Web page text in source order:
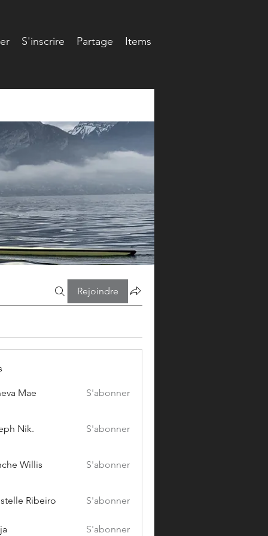
S'inscrire Partage
Items
Rejoindre
Mae S'abonner
Nik. S'abonner
Willis S'abonner
Ribeiro S'abonner
S'abonner